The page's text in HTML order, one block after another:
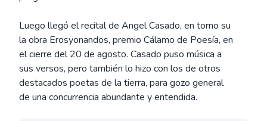
Luego llegó el recital de Angel Casado, en torno su
la obra Erosyonandos, premio Cálamo de Poesía, en
el cierre del 20 de agosto. Casado puso música a
sus versos, pero también lo hizo con los de otros
destacados poetas de la tierra, para gozo general
de una concurrencia abundante y entendida.